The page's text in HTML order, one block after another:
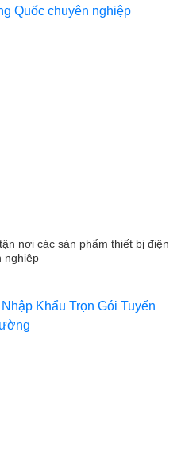
nơi các sản phẩm thiết bị điện
nghiệp